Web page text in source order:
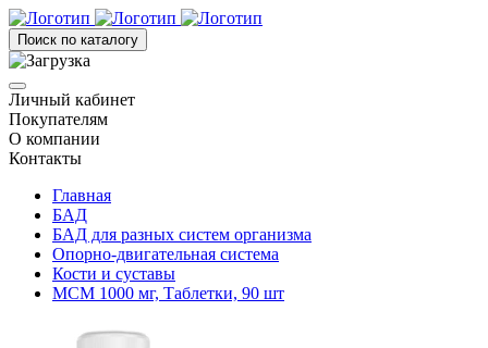
Поиск по каталогу
Личный кабинет
Покупателям
О компании
Контакты
Главная
БАД
БАД для разных систем организма
Опорно-двигательная система
Кости и суставы
МСМ 1000 мг, Таблетки, 90 шт